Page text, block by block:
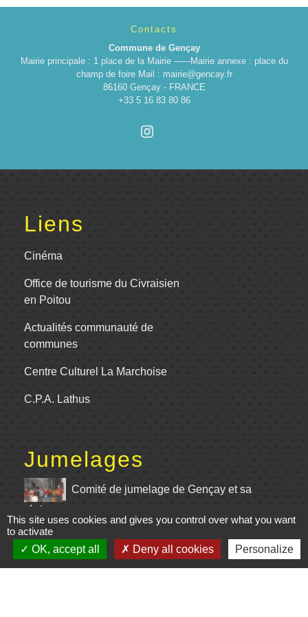
Contacts
Commune de Gençay
Mairie principale : 1 place de la Mairie ------Mairie annexe : place du
champ de foire Mail : mairie@gencay.fr
86160 Gençay - FRANCE
+33 5 16 83 80 86
Liens
Cinéma
Office de tourisme du Civraisien
en Poitou
Actualités communauté de
communes
Centre Culturel La Marchoise
C.P.A. Lathus
Jumelages
Comité de jumelage de Gençay et sa
région
Mentions légales - Politique de confidentialité -
Accessibilité - Plan du site - Gestion des cookies
This site uses cookies and gives you control over what you want
to activate
OK, accept all
Deny all cookies Personalize